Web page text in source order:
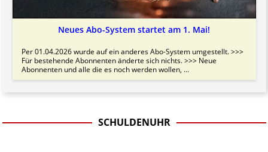
Neues Abo-System startet am 1. Mai!
Per 01.04.2026 wurde auf ein anderes Abo-System umgestellt. >>>
Für bestehende Abonnenten änderte sich nichts. >>> Neue
Abonnenten und alle die es noch werden wollen, ...
SCHULDENUHR